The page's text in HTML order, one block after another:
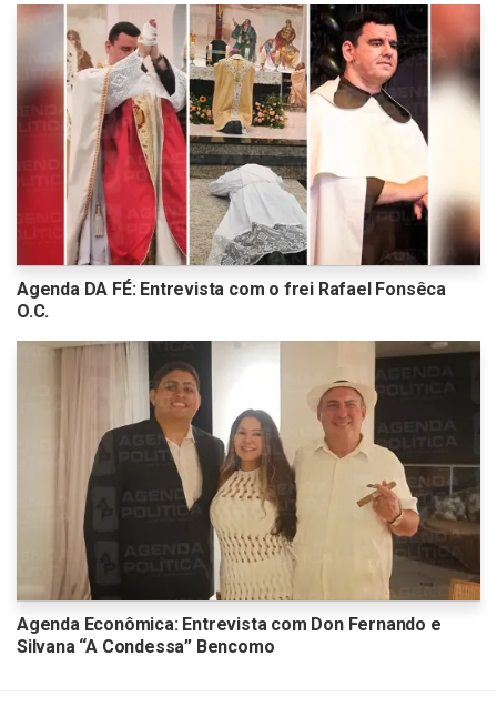
Agenda DA FÉ: Entrevista com o frei Rafael Fonsêca
O.C.
Agenda Econômica: Entrevista com Don Fernando e
Silvana “A Condessa” Bencomo